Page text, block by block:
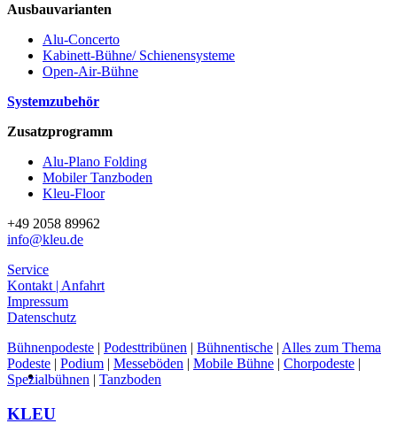
Ausbauvarianten
Alu-Concerto
Kabinett-Bühne/ Schienensysteme
Open-Air-Bühne
Systemzubehör
Zusatzprogramm
Alu-Plano Folding
Mobiler Tanzboden
Kleu-Floor
+49 2058 89962
info@kleu.de
Service
Kontakt | Anfahrt
Impressum
Datenschutz
Bühnenpodeste | Podesttribünen | Bühnentische | Alles zum Thema
Podeste | Podium | Messeböden | Mobile Bühne | Chorpodeste |
Spezialbühnen | Tanzboden
KLEU